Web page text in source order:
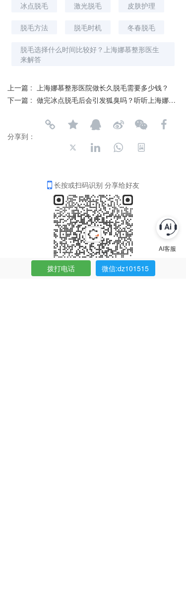
冰点脱毛 激光脱毛 皮肤护理
脱毛方法 脱毛时机 冬春脱毛
脱毛选择什么时间比较好？上海娜慕整形医生
来解答
上一篇 : 上海娜慕整形医院做长久脱毛需要多少钱？
下一篇 : 做完冰点脱毛后会引发狐臭吗？听听上海娜慕整形怎么说
分享到：
长按或扫码识别 分享给好友
拨打电话 微信:dz101515